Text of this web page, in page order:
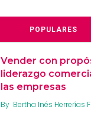
POPULARES
Vender con
liderazgo
las empresas
By Bertha Inés Herrerías